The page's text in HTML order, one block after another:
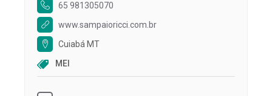
65 981305070
www.sampaioricci.com.br
Cuiabá MT
MEI